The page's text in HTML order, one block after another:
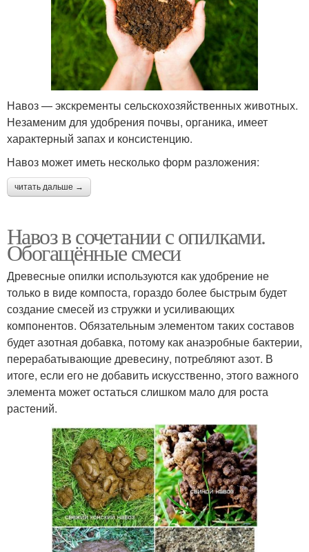
Навоз — экскременты сельскохозяйственных животных.
Незаменим для удобрения почвы, органика, имеет
характерный запах и консистенцию.
Навоз может иметь несколько форм разложения:
читать дальше →
Навоз в сочетании с опилками.
Обогащённые смеси
Древесные опилки используются как удобрение не
только в виде компоста, гораздо более быстрым будет
создание смесей из стружки и усиливающих
компонентов. Обязательным элементом таких составов
будет азотная добавка, потому как анаэробные бактерии,
перерабатывающие древесину, потребляют азот. В
итоге, если его не добавить искусственно, этого важного
элемента может остаться слишком мало для роста
растений.